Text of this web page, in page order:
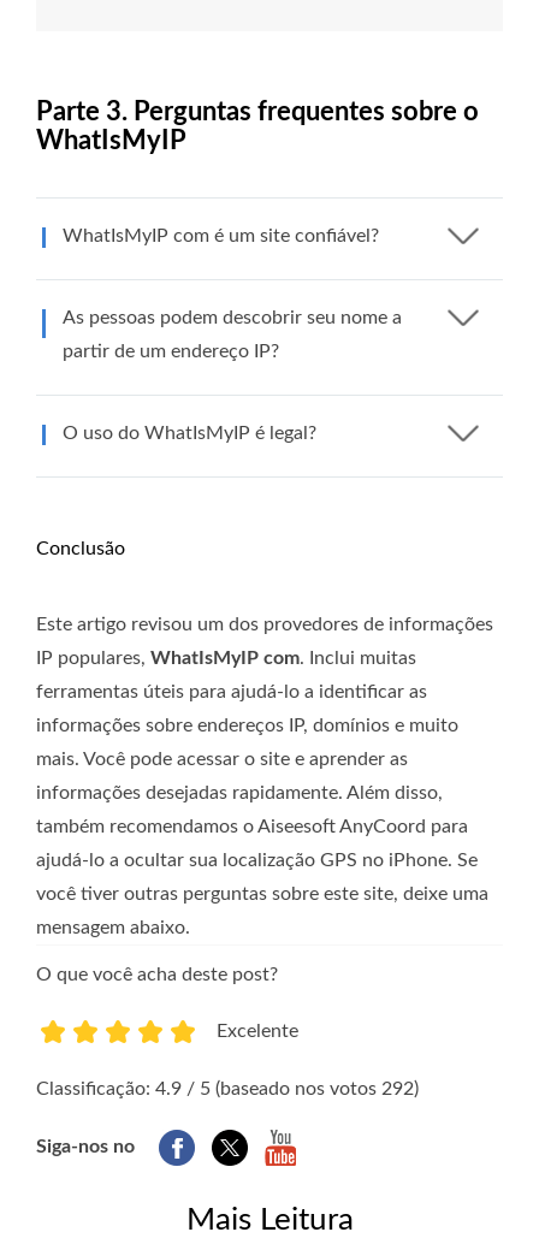
Parte 3. Perguntas frequentes sobre o
WhatIsMyIP
WhatIsMyIP com é um site confiável?
As pessoas podem descobrir seu nome a
partir de um endereço IP?
O uso do WhatIsMyIP é legal?
Conclusão
Este artigo revisou um dos provedores de informações
IP populares, WhatIsMyIP com. Inclui muitas
ferramentas úteis para ajudá-lo a identificar as
informações sobre endereços IP, domínios e muito
mais. Você pode acessar o site e aprender as
informações desejadas rapidamente. Além disso,
também recomendamos o Aiseesoft AnyCoord para
ajudá-lo a ocultar sua localização GPS no iPhone. Se
você tiver outras perguntas sobre este site, deixe uma
mensagem abaixo.
O que você acha deste post?
Excelente
Classificação: 4.9 / 5 (baseado nos votos 292)
Siga-nos no
Mais Leitura